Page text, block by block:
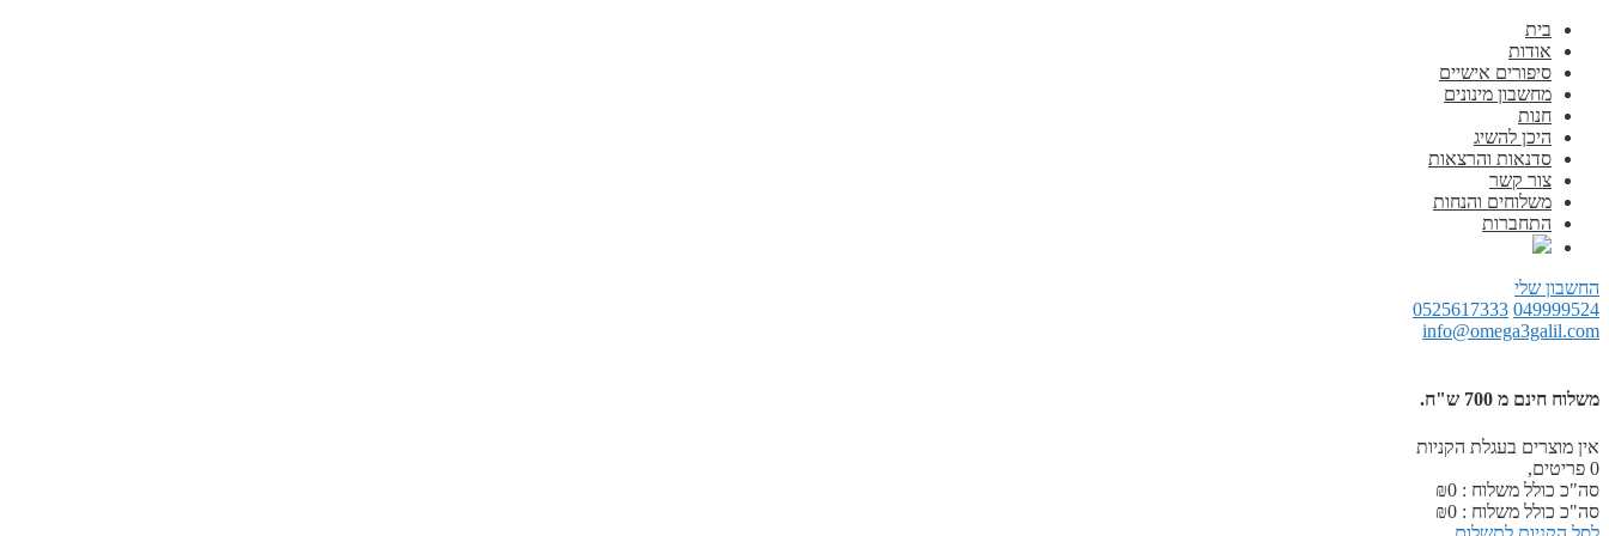
בית
אודות
סיפורים אישיים
מחשבון מינונים
חנות
היכן להשיג
סדנאות והרצאות
צור קשר
משלוחים והנחות
התחברות
החשבון שלי
049999524
0525617333
info@omega3galil.com
משלוח חינם מ 700 ש"ח.
אין מוצרים בעגלת הקניות
0 פריטים,
סה"כ כולל משלוח :
₪0
סה"כ כולל משלוח :
₪0